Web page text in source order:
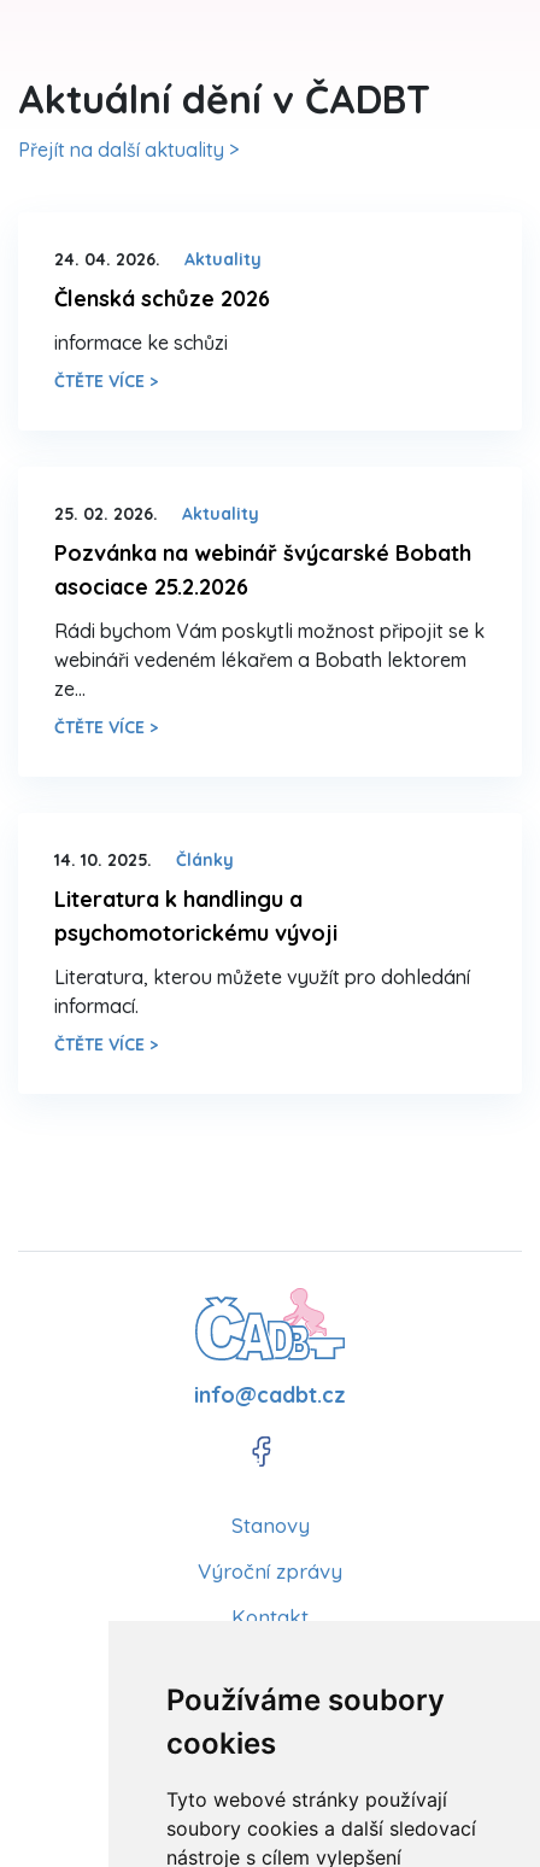
Používáme soubory
cookies
Tyto webové stránky používají
soubory cookies a další sledovací
nástroje s cílem vylepšení
Aktuální dění v ČADBT
Přejít na další aktuality >
24. 04. 2026. Aktuality
Členská schůze 2026
informace ke schůzi
ČTĚTE VÍCE >
25. 02. 2026. Aktuality
Pozvánka na webinář švýcarské Bobath
asociace 25.2.2026
Rádi bychom Vám poskytli možnost připojit se k
webináři vedeném lékařem a Bobath lektorem
ze…
ČTĚTE VÍCE >
14. 10. 2025. Články
Literatura k handlingu a
psychomotorickému vývoji
Literatura, kterou můžete využít pro dohledání
informací.
ČTĚTE VÍCE >
info@cadbt.cz
Stanovy
Výroční zprávy
Kontakt
Články
Kurzy a workshopy
Sídlo ČADBT